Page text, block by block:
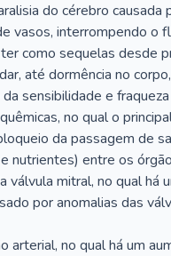
do cérebro causada
vasos, interrompendo o
como sequelas desde
até dormência no
sensibilidade e
no qual o
da passagem de
nutrientes) entre os
válvula mitral, no qual há
por anomalias das
arterial, no qual há um